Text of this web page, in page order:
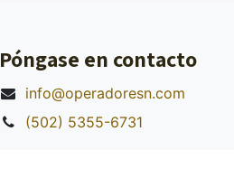
Póngase en contacto
info@operadoresn.com
(502) 5355-6731